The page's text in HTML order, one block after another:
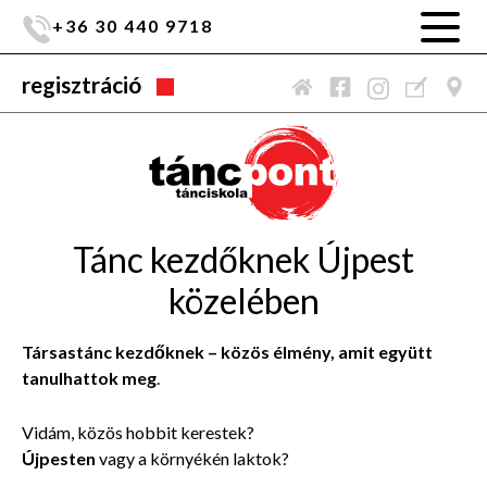
+36 30 440 9718
regisztráció
Tánc kezdőknek Újpest
közelében
Társastánc kezdőknek – közös élmény, amit együtt
tanulhattok meg.
Vidám, közös hobbit kerestek?
Újpesten vagy a környékén laktok?